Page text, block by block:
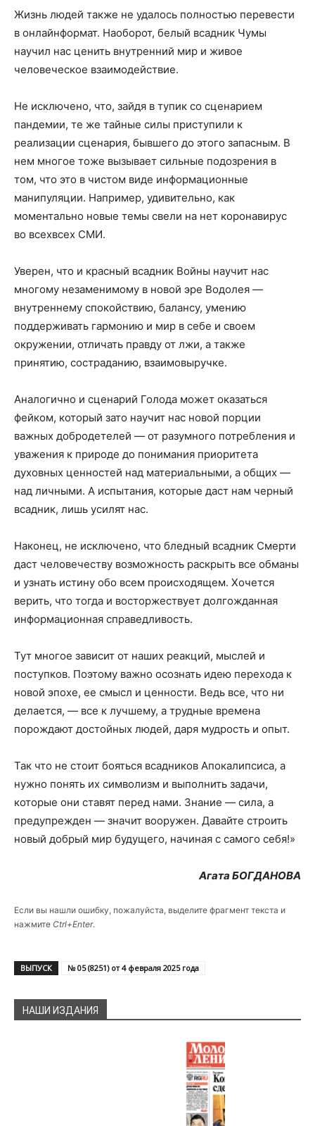
Жизнь людей также не удалось полностью перевести
в онлайн­формат. Наоборот, белый всадник Чумы
научил нас ценить внутренний мир и живое
человеческое взаимодействие.
Не исключено, что, зайдя в тупик со сценарием
пандемии, те же тайные силы приступили к
реализации сценария, бывшего до этого запасным. В
нем многое тоже вызывает сильные подозрения в
том, что это в чистом виде информационные
манипуляции. Например, удивительно, как
моментально новые темы свели на нет коронавирус
во всех­всех СМИ.
Уверен, что и красный всадник Войны научит нас
многому незаменимому в новой эре Водолея —
внутреннему спокойствию, балансу, умению
поддерживать гармонию и мир в себе и своем
окружении, отличать правду от лжи, а также
принятию, состраданию, взаимовыручке.
Аналогично и сценарий Голода может оказаться
фейком, который зато научит нас новой порции
важных добродетелей — от разумного потребления и
уважения к природе до понимания приоритета
духовных ценностей над материальными, а общих —
над личными. А испытания, которые даст нам черный
всадник, лишь усилят нас.
Наконец, не исключено, что бледный всадник Смерти
даст человечеству возможность раскрыть все обманы
и узнать истину обо всем происходящем. Хочется
верить, что тогда и восторжествует долгожданная
информационная справедливость.
Тут многое зависит от наших реакций, мыслей и
поступков. Поэтому важно осознать идею перехода к
новой эпохе, ее смысл и ценности. Ведь все, что ни
делается, — все к лучшему, а трудные времена
порождают достойных людей, даря мудрость и опыт.
Так что не стоит бояться всадников Апокалипсиса, а
нужно понять их символизм и выполнить задачи,
которые они ставят перед нами. Знание — сила, а
предупрежден — значит вооружен. Давайте строить
новый добрый мир будущего, начиная с самого себя!»
Агата БОГДАНОВА
Если вы нашли ошибку, пожалуйста, выделите фрагмент текста и
нажмите Ctrl+Enter.
ВЫПУСК № 05 (8251) от 4 февраля 2025 года
НАШИ ИЗДАНИЯ